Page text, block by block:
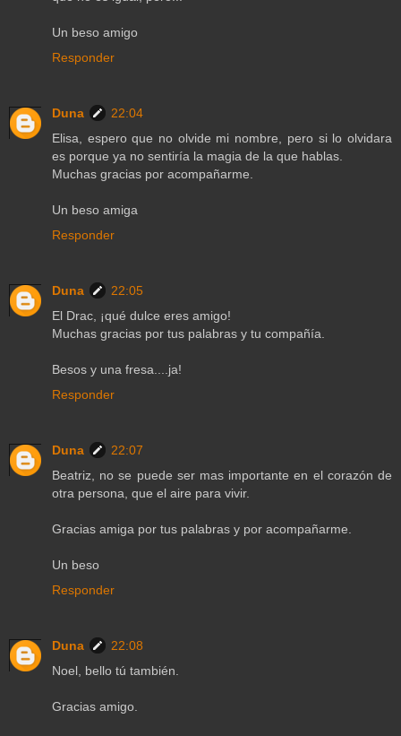
Un beso amigo
Responder
Duna
22:04
Elisa, espero que no olvide mi nombre, pero si lo olvidara
es porque ya no sentiría la magia de la que hablas.
Muchas gracias por acompañarme.
Un beso amiga
Responder
Duna
22:05
El Drac, ¡qué dulce eres amigo!
Muchas gracias por tus palabras y tu compañía.
Besos y una fresa....ja!
Responder
Duna
22:07
Beatriz, no se puede ser mas importante en el corazón de
otra persona, que el aire para vivir.
Gracias amiga por tus palabras y por acompañarme.
Un beso
Responder
Duna
22:08
Noel, bello tú también.
Gracias amigo.